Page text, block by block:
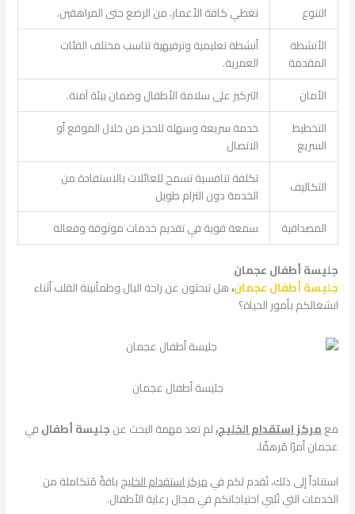
التنوع
تغطي كافة الأعمار، من الرضع حتى المراهقين.
الأنشطة
المقدمة
أنشطة تعليمية وترفيهية تناسب مختلف الفئات
العمرية.
الأمان
التركيز على سلامة الأطفال وضمان بيئة آمنة.
التخطيط
السريع
خدمة سريعة وسهلة للحجز من خلال الموقع أو
الاتصال
التكاليف
تكلفة تنافسية تسمح للعائلات بالاستفادة من
الخدمة دون التزام طويل
المصداقية
سمعة قوية في تقديم خدمات موثوقة وفعالة
جليسة أطفال عجمان
جليسة أطفال عجمان،هل تبحثون عن راحة البال وطمأنينة القلب أثناء
انشغالكم بأمور الحياة؟
جليسة أطفال عجمان
معمركز استقدام الخليج،لم تعد مهمة البحث عنجليسة أطفالفي
عجمان أمرًا مُرهقًا.
استناداً إلى ذلك، نُقدم لكم فيمركز استقدام الخليجباقةً مُتكاملة من
الخدمات التي تُلبي احتياجاتكم في مجال رعاية الأطفال.